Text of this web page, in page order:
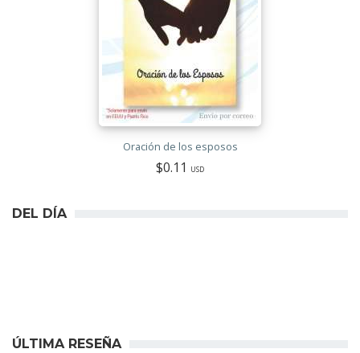
Oración de los esposos
$0.11 USD
DEL DÍA
ÚLTIMA RESEÑA